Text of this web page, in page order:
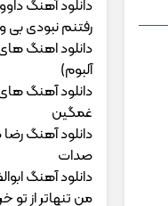
دانلود آهنگ
رﻓﺘﻨﻢ ﻧﺒﻮدی ﺑﻰ
دانلود اهنگ
آلبوم)
دانلود آهنگ
غمگین
دانلود آهنگ
صدات
دانلود آهنگ
ﻣﻦ ﺗﻨﻬﺎﺗﺮ از ﺗﻮ